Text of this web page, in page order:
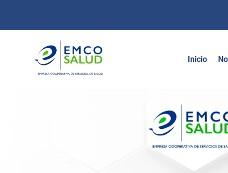
Inicio